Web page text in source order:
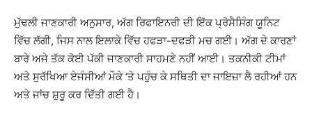
ਮੁੱਢਲੀ ਜਾਣਕਾਰੀ ਅਨੁਸਾਰ, ਅੱਗ ਰਿਫਾਇਨਰੀ ਦੀ ਇੱਕ ਪ੍ਰੋਸੈਸਿੰਗ ਯੂਨਿਟ
ਵਿੱਚ ਲੱਗੀ, ਜਿਸ ਨਾਲ ਇਲਾਕੇ ਵਿੱਚ ਹਫੜਾ-ਦਫੜੀ ਮਚ ਗਈ। ਅੱਗ ਦੇ ਕਾਰਣਾਂ
ਬਾਰੇ ਅਜੇ ਤੱਕ ਕੋਈ ਪੱਕੀ ਜਾਣਕਾਰੀ ਸਾਹਮਣੇ ਨਹੀਂ ਆਈ। ਤਕਨੀਕੀ ਟੀਮਾਂ
ਅਤੇ ਸੁਰੱਖਿਆ ਏਜੰਸੀਆਂ ਮੌਕੇ ‘ਤੇ ਪਹੁੰਚ ਕੇ ਸਥਿਤੀ ਦਾ ਜਾਇਜ਼ਾ ਲੈ ਰਹੀਆਂ ਹਨ
ਅਤੇ ਜਾਂਚ ਸ਼ੁਰੂ ਕਰ ਦਿੱਤੀ ਗਈ ਹੈ।